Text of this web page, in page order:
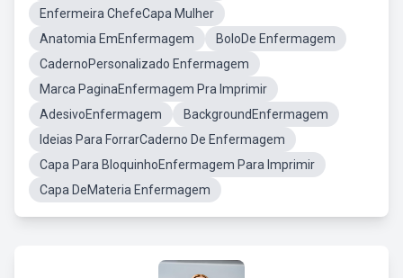
Enfermeira ChefeCapa Mulher
Anatomia EmEnfermagem
BoloDe Enfermagem
CadernoPersonalizado Enfermagem
Marca PaginaEnfermagem Pra Imprimir
AdesivoEnfermagem
BackgroundEnfermagem
Ideias Para ForrarCaderno De Enfermagem
Capa Para BloquinhoEnfermagem Para Imprimir
Capa DeMateria Enfermagem